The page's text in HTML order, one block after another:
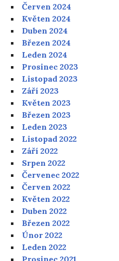
Červen 2024
Květen 2024
Duben 2024
Březen 2024
Leden 2024
Prosinec 2023
Listopad 2023
Září 2023
Květen 2023
Březen 2023
Leden 2023
Listopad 2022
Září 2022
Srpen 2022
Červenec 2022
Červen 2022
Květen 2022
Duben 2022
Březen 2022
Únor 2022
Leden 2022
Prosinec 2021